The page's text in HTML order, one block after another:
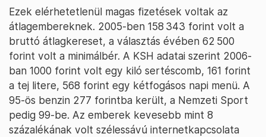
Ezek elérhetetlenül magas fizetések voltak az
átlagembereknek. 2005-ben 158 343 forint volt a
bruttó átlagkereset, a választás évében 62 500
forint volt a minimálbér. A KSH adatai szerint 2006-
ban 1000 forint volt egy kiló sertéscomb, 161 forint
a tej litere, 568 forint egy kétfogásos napi menü. A
95-ös benzin 277 forintba került, a Nemzeti Sport
pedig 99-be. Az emberek kevesebb mint 8
százalékának volt szélessávú internetkapcsolata